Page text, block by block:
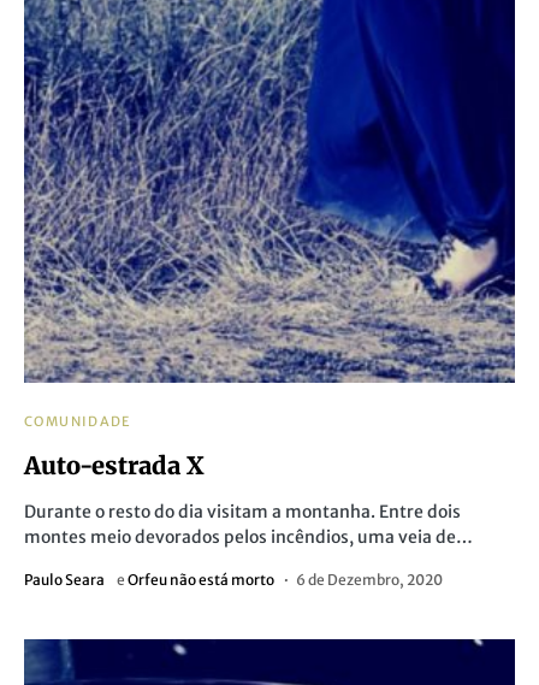
COMUNIDADE
Auto-estrada X
Durante o resto do dia visitam a montanha. Entre dois
montes meio devorados pelos incêndios, uma veia de…
Paulo Seara e Orfeu não está morto 6 de Dezembro, 2020